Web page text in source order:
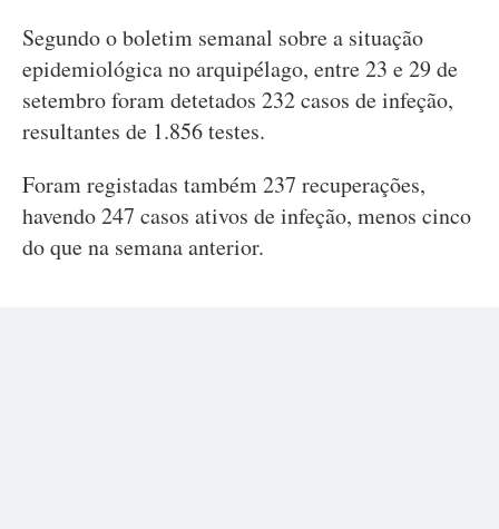
Segundo o boletim semanal sobre a situação
epidemiológica no arquipélago, entre 23 e 29 de
setembro foram detetados 232 casos de infeção,
resultantes de 1.856 testes.
Foram registadas também 237 recuperações,
havendo 247 casos ativos de infeção, menos cinco
do que na semana anterior.